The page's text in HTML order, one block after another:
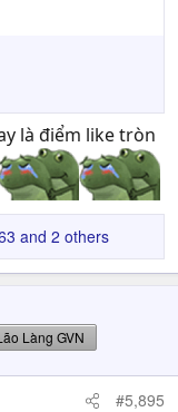
là điểm like tròn
and 2 others
Làng GVN
#5,895